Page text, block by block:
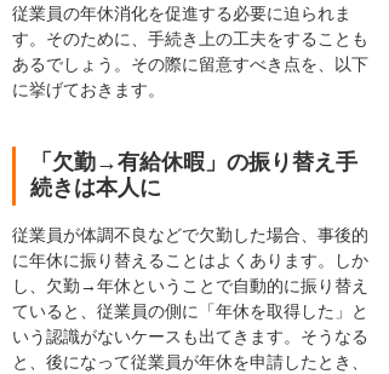
従業員の年休消化を促進する必要に迫られま
す。そのために、手続き上の工夫をすることも
あるでしょう。その際に留意すべき点を、以下
に挙げておきます。
「欠勤→有給休暇」の振り替え手
続きは本人に
従業員が体調不良などで欠勤した場合、事後的
に年休に振り替えることはよくあります。しか
し、欠勤→年休ということで自動的に振り替え
ていると、従業員の側に「年休を取得した」と
いう認識がないケースも出てきます。そうなる
と、後になって従業員が年休を申請したとき、